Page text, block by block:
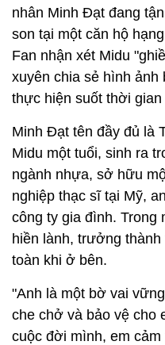
nhân Minh Đạt đang
son tại một căn hộ
Fan nhận xét Midu
xuyên chia sẻ hình ảnh
thực hiện suốt thời gian
Minh Đạt tên đầy đủ là
Midu một tuổi, sinh ra
ngành nhựa, sở hữu
nghiệp thạc sĩ tại Mỹ,
công ty gia đình.
hiền lành, trưởng
toàn khi ở bên.
"Anh là một bờ vai
che chở và bảo vệ cho
cuộc đời mình, em